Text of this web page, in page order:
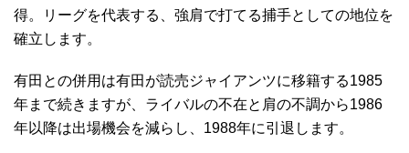
得。リーグを代表する、強肩で打てる捕手としての地位を
確立します。
有田との併用は有田が読売ジャイアンツに移籍する1985
年まで続きますが、ライバルの不在と肩の不調から1986
年以降は出場機会を減らし、1988年に引退します。